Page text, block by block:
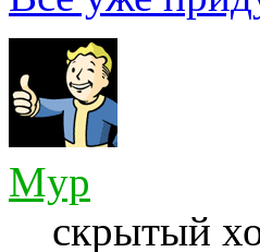
Myp
скрытый